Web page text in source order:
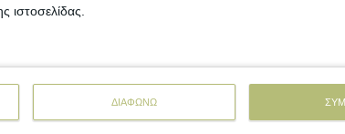
ΔΙΑΦΩΝΩ
1η Ιουλίου δασμοί Ε.Ε στις